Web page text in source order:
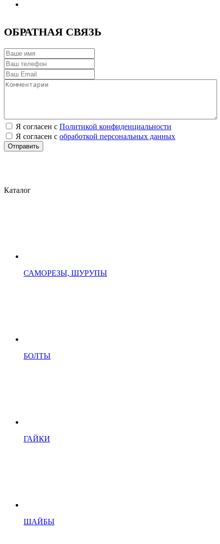
ОБРАТНАЯ СВЯЗЬ
Я согласен с Политикой конфиденциальности
Я согласен с обработкой персональных данных
Каталог
САМОРЕЗЫ, ШУРУПЫ
БОЛТЫ
ГАЙКИ
ШАЙБЫ